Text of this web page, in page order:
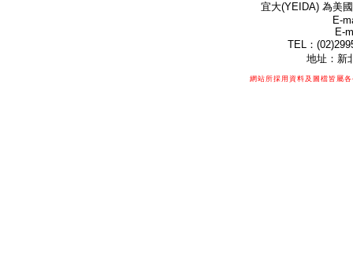
宜大(YEIDA) 為美
E-
E-
TEL：
地址：新
網站所採用資料及圖檔皆屬